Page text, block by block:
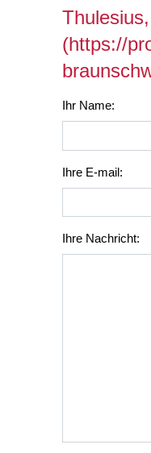
(https://
Ihr Name:
Ihre E-mail:
Ihre Nachricht: